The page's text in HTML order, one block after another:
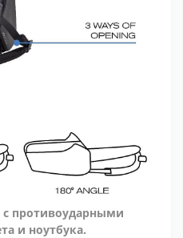
с противоударными
и ноутбука.